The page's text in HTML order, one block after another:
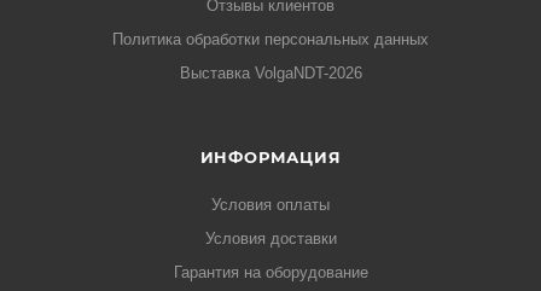
Отзывы клиентов
Политика обработки персональных данных
Выставка VolgaNDT-2026
ИНФОРМАЦИЯ
Условия оплаты
Условия доставки
Гарантия на оборудование